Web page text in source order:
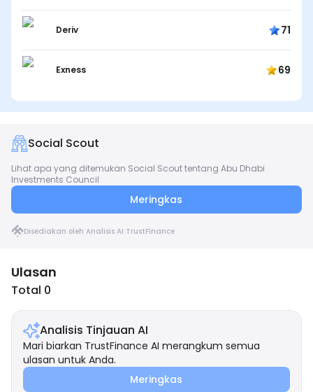
Deriv 71
Exness 69
Social Scout
Lihat apa yang ditemukan Social Scout tentang Abu Dhabi
Investments Council
Meringkas
Disediakan oleh Analisis AI TrustFinance
Ulasan
Total 0
Analisis Tinjauan AI
Mari biarkan TrustFinance AI merangkum semua
ulasan untuk Anda.
Meringkas